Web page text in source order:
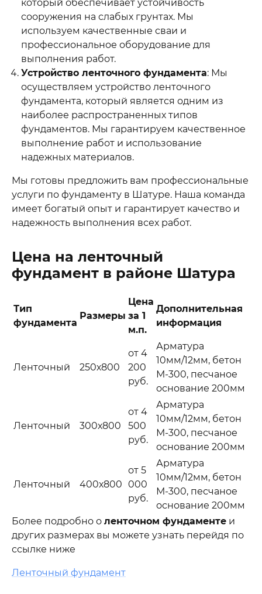
который обеспечивает устойчивость
сооружения на слабых грунтах. Мы
используем качественные сваи и
профессиональное оборудование для
выполнения работ.
Устройство ленточного фундамента: Мы
осуществляем устройство ленточного
фундамента, который является одним из
наиболее распространенных типов
фундаментов. Мы гарантируем качественное
выполнение работ и использование
надежных материалов.
Мы готовы предложить вам профессиональные
услуги по фундаменту в Шатуре. Наша команда
имеет богатый опыт и гарантирует качество и
надежность выполнения всех работ.
Цена на ленточный
фундамент в районе Шатура
Тип
фундамента
Размеры
Цена
за 1
м.п.
Дополнительная
информация
Ленточный 250х800
от 4
200
руб.
Арматура
10мм/12мм, бетон
М-300, песчаное
основание 200мм
Ленточный 300х800
от 4
500
руб.
Арматура
10мм/12мм, бетон
М-300, песчаное
основание 200мм
Ленточный 400х800
от 5
000
руб.
Арматура
10мм/12мм, бетон
М-300, песчаное
основание 200мм
Более подробно о ленточном фундаменте и
других размерах вы можете узнать перейдя по
ссылке ниже
Ленточный фундамент